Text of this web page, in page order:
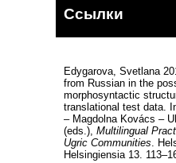
Ссылки
Edygarova, Svetlana
from Russian in the
morphosyntactic
translational test data.
– Magdolna Kovács –
(eds.),Multilingual
Ugric Communities .
Helsingiensia 13.